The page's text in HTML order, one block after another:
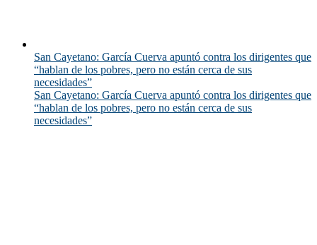
San Cayetano: García Cuerva apuntó contra los dirigentes que
“hablan de los pobres, pero no están cerca de sus
necesidades”
San Cayetano: García Cuerva apuntó contra los dirigentes que
“hablan de los pobres, pero no están cerca de sus
necesidades”